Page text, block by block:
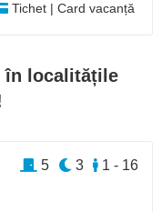
Tichet | Card vacanță
în localitățile
1 - 16
3
5